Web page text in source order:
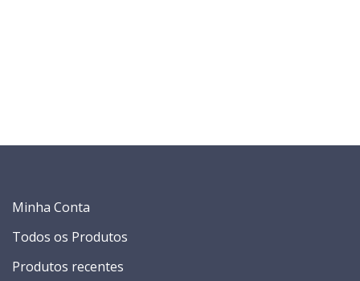
Minha Conta
Todos os Produtos
Produtos recentes